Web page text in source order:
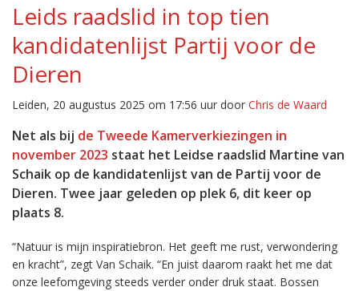
Leids raadslid in top tien
kandidatenlijst Partij voor de
Dieren
Leiden, 20 augustus 2025 om 17:56 uur door Chris de Waard
Net als bij de Tweede Kamerverkiezingen in
november 2023 staat het Leidse raadslid Martine van
Schaik op de kandidatenlijst van de Partij voor de
Dieren. Twee jaar geleden op plek 6, dit keer op
plaats 8.
“Natuur is mijn inspiratiebron. Het geeft me rust, verwondering
en kracht”, zegt Van Schaik. “En juist daarom raakt het me dat
onze leefomgeving steeds verder onder druk staat. Bossen